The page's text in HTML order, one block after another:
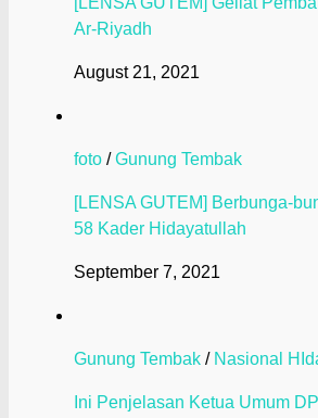
Ar-Riyadh
August 21, 2021
foto /Gunung Tembak
[LENSA GUTEM] Berbunga-
58 Kader Hidayatullah
September 7, 2021
Gunung Tembak / Nasional
Ini Penjelasan Ketua Umum